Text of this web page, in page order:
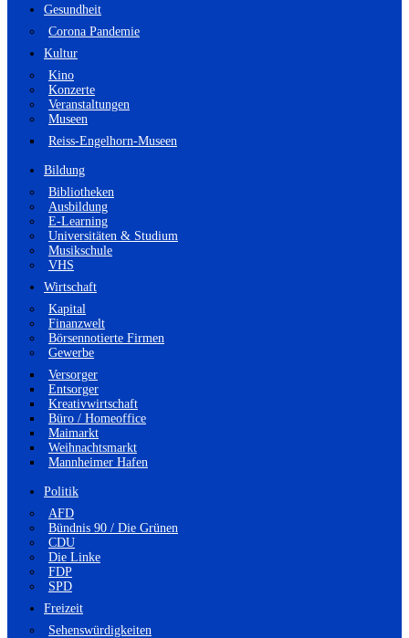
Gesundheit
Corona Pandemie
Kultur
Kino
Konzerte
Veranstaltungen
Museen
Reiss-Engelhorn-Museen
Bildung
Bibliotheken
Ausbildung
E-Learning
Universitäten & Studium
Musikschule
VHS
Wirtschaft
Kapital
Finanzwelt
Börsennotierte Firmen
Gewerbe
Versorger
Entsorger
Kreativwirtschaft
Büro / Homeoffice
Maimarkt
Weihnachtsmarkt
Mannheimer Hafen
Politik
AFD
Bündnis 90 / Die Grünen
CDU
Die Linke
FDP
SPD
Freizeit
Sehenswürdigkeiten